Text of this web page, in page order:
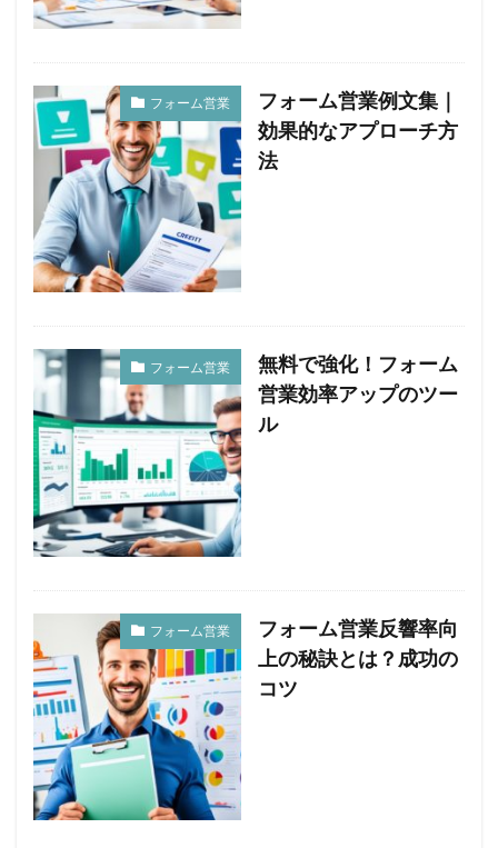
フォーム営業
フォーム営業例文集｜
効果的なアプローチ方
法
フォーム営業
無料で強化！フォーム
営業効率アップのツー
ル
フォーム営業
フォーム営業反響率向
上の秘訣とは？成功の
コツ